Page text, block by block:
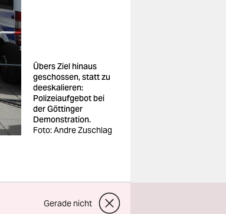
Übers Ziel hinaus
geschossen, statt zu
deeskalieren:
Polizeiaufgebot bei
der Göttinger
Demonstration.
Foto: Andre Zuschlag
Gerade nicht